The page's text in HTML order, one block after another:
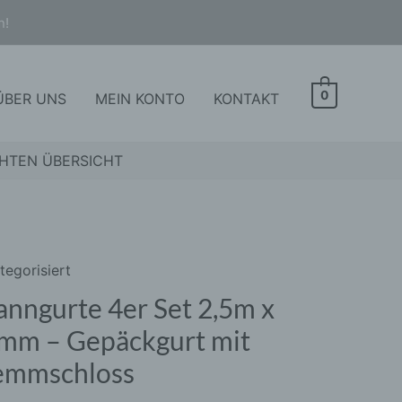
UNS MEIN KONTO KONTAKT 0
ÜBERSICHT
4er Set 2,5m x
– Gepäckgurt mit
Ursprünglicher
Preis
war:
Preis